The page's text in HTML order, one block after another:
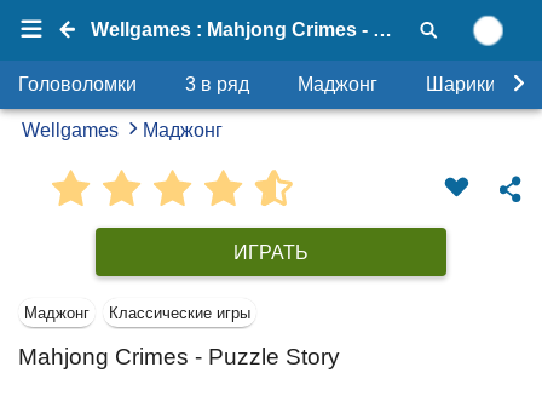
Wellgames : Mahjong Crimes - Puzzle Story
Головоломки 3 в ряд Маджонг Шарики
Wellgames Маджонг
ИГРАТЬ
Маджонг Классические игры
Mahjong Crimes - Puzzle Story